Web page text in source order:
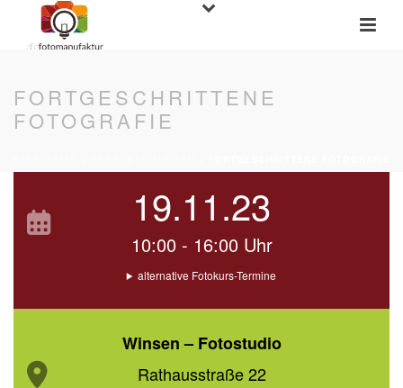
FORTGESCHRITTENE
FOTOGRAFIE
19.11.23
10:00 - 16:00 Uhr
alternative Fotokurs-Termine
Winsen – Fotostudio
Rathausstraße 22